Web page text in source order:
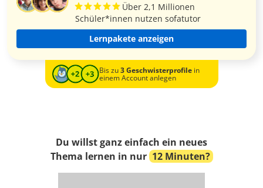
Über 2,1 Millionen
Schüler*innen nutzen sofatutor
Lernpakete anzeigen
Bis zu3 Geschwisterprofilein
einem Account anlegen
Du willst ganz einfach ein neues
Thema lernen in nur 12 Minuten?